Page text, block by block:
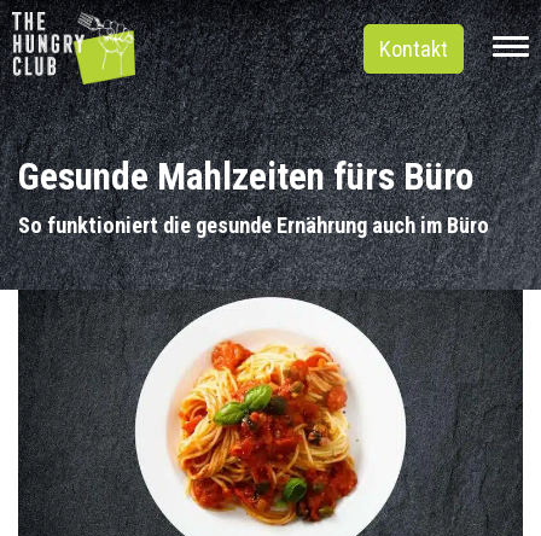
Kontakt
Gesunde Mahlzeiten fürs Büro
So funktioniert die gesunde Ernährung auch im Büro